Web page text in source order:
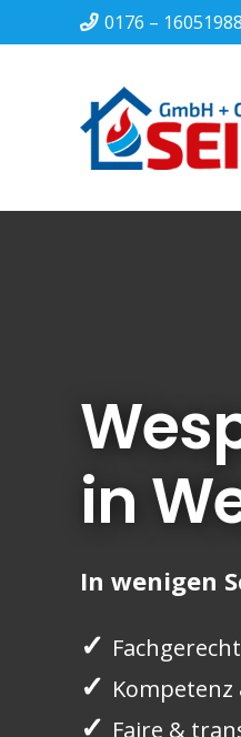
0176 – 16051988
in
In wenigen
✓
✓
✓ Faire &